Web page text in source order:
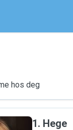
hos deg
1. Hege